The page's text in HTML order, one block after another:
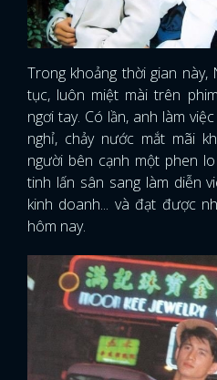
Trong khoảng thời gian
tục, luôn miệt mài trên
ngơi tay. Có lần, anh làm
nghỉ, chảy nước mắt mãi
người bên cạnh một phen
tinh lấn sân sang làm diễn
kinh doanh... và đạt được
hôm nay.